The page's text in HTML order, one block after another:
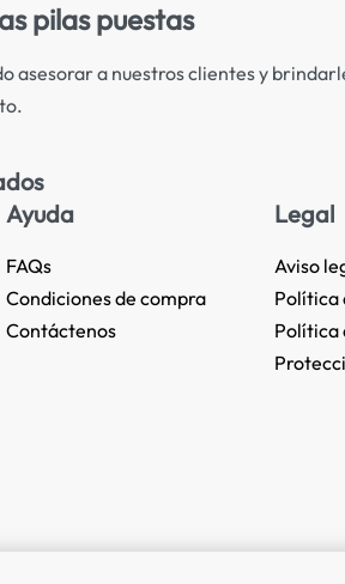
pilas puestas
asesorar a nuestros clientes y
Ayuda
FAQs
Condiciones de compra
Contáctenos
Legal
Aviso
Política
Política